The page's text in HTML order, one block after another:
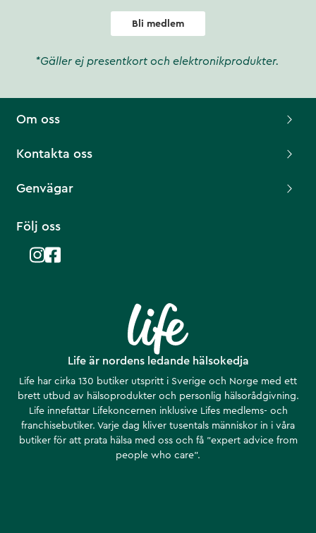
Bli medlem
*Gäller ej presentkort och elektronikprodukter.
Life är nordens ledande hälsokedja
Life har cirka 130 butiker utspritt i Sverige och Norge med ett
brett utbud av hälsoprodukter och personlig hälsorådgivning.
Life innefattar Lifekoncernen inklusive Lifes medlems- och
franchisebutiker. Varje dag kliver tusentals människor in i våra
butiker för att prata hälsa med oss och få ”expert advice from
people who care”.
Om oss
Kontakta oss
Genvägar
Följ oss